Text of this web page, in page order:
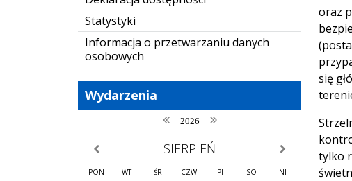
Statystyki
Informacja o przetwarzaniu danych
osobowych
Wydarzenia
poprzedni rok
2026 następny rok
poprzedni miesiąc SIERPIEŃ następny miesiąc
PON WT ŚR CZW PI SO NI
oraz
się
tylko